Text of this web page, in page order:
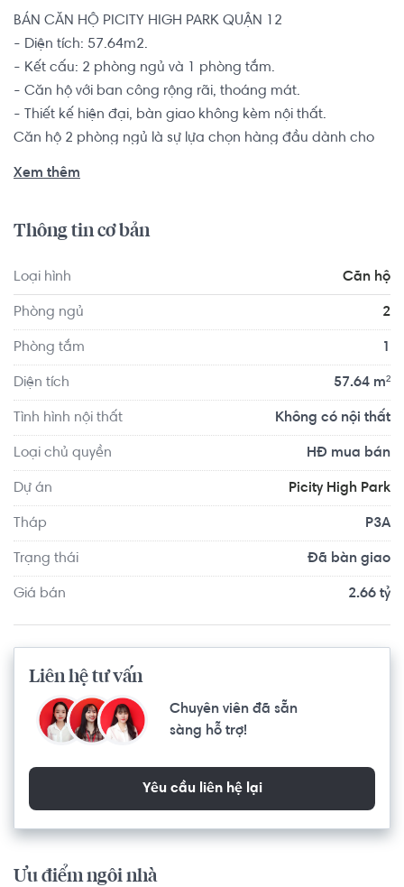
BÁN CĂN HỘ PICITY HIGH PARK QUẬN 12
- Diện tích: 57.64m2.
- Kết cấu: 2 phòng ngủ và 1 phòng tắm.
- Căn hộ với ban công rộng rãi, thoáng mát.
- Thiết kế hiện đại, bàn giao không kèm nội thất.
Căn hộ 2 phòng ngủ là sự lựa chọn hàng đầu dành cho
rộng đến 3ha, hồ bơi tràn bờ đạt chuẩn Olympic, đường
chạy bộ dài 3km, khu thương mại shophouse, cảnh quan
phòng tập thể dục đa chức năng,… Tất cả tạo nên một
không gian sống vừa tiện nghi, hiện đại, nhưng cũng rất
Xem thêm
Thông tin cơ bản
Loại hình Căn hộ
Phòng ngủ 2
Phòng tắm 1
Diện tích 57.64 m²
Tình hình nội thất Không có nội thất
Loại chủ quyền HĐ mua bán
Dự án Picity High Park
Tháp P3A
Trạng thái Đã bàn giao
Giá bán 2.66 tỷ
Liên hệ tư vấn
Chuyên viên đã sẵn
sàng hỗ trợ!
Yêu cầu liên hệ lại
Ưu điểm ngôi nhà